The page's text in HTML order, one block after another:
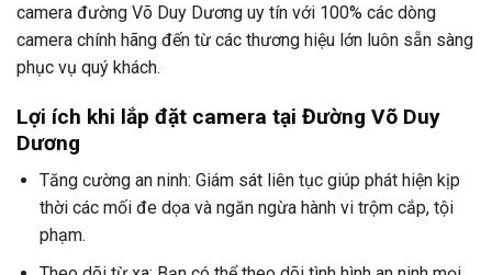
camera đường Võ Duy Dương uy tín với 100% các dòng
camera chính hãng đến từ các thương hiệu lớn luôn sẵn sàng
phục vụ quý khách.
Lợi ích khi lắp đặt camera tại Đường Võ Duy
Dương
Tăng cường an ninh: Giám sát liên tục giúp phát hiện kịp
thời các mối đe dọa và ngăn ngừa hành vi trộm cắp, tội
phạm.